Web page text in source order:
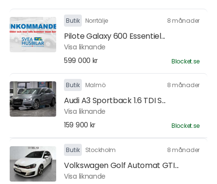
Butik Norrtälje 8 månader
Pilote Galaxy 600 Essentiel...
Visa liknande
599 000 kr
Blocket.se
Butik Malmö 8 månader
Audi A3 Sportback 1.6 TDI S...
Visa liknande
159 900 kr
Blocket.se
Butik Stockholm 8 månader
Volkswagen Golf Automat GTI...
Visa liknande